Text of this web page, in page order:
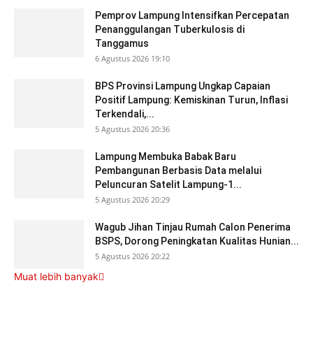
Pemprov Lampung Intensifkan Percepatan
Penanggulangan Tuberkulosis di
Tanggamus
6 Agustus 2026 19:10
BPS Provinsi Lampung Ungkap Capaian
Positif Lampung: Kemiskinan Turun, Inflasi
Terkendali,...
5 Agustus 2026 20:36
Lampung Membuka Babak Baru
Pembangunan Berbasis Data melalui
Peluncuran Satelit Lampung-1...
5 Agustus 2026 20:29
Wagub Jihan Tinjau Rumah Calon Penerima
BSPS, Dorong Peningkatan Kualitas Hunian...
5 Agustus 2026 20:22
Muat lebih banyak